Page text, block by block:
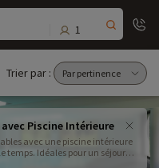
1
Trier par :
Piscine Intérieure
avec une piscine intérieure
temps. Idéales pour un séjour